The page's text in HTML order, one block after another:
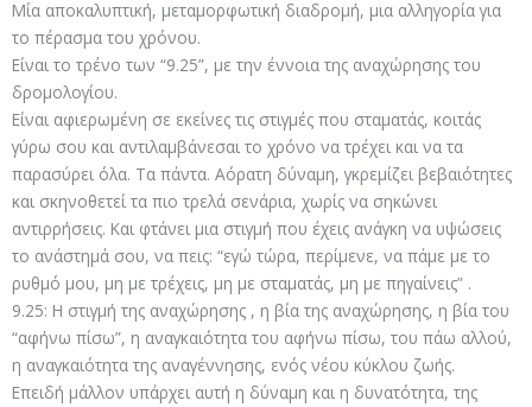
Μία αποκαλυπτική, μεταμορφωτική διαδρομή, μια αλληγορία για
το πέρασμα του χρόνου.
Είναι το τρένο των “9.25”, με την έννοια της αναχώρησης του
δρομολογίου.
Είναι αφιερωμένη σε εκείνες τις στιγμές που σταματάς, κοιτάς
γύρω σου και αντιλαμβάνεσαι το χρόνο να τρέχει και να τα
παρασύρει όλα. Τα πάντα. Αόρατη δύναμη, γκρεμίζει βεβαιότητες
και σκηνοθετεί τα πιο τρελά σενάρια, χωρίς να σηκώνει
αντιρρήσεις. Και φτάνει μια στιγμή που έχεις ανάγκη να υψώσεις
το ανάστημά σου, να πεις: “εγώ τώρα, περίμενε, να πάμε με το
ρυθμό μου, μη με τρέχεις, μη με σταματάς, μη με πηγαίνεις” .
9.25: Η στιγμή της αναχώρησης , η βία της αναχώρησης, η βία του
“αφήνω πίσω”, η αναγκαιότητα του αφήνω πίσω, του πάω αλλού,
η αναγκαιότητα της αναγέννησης, ενός νέου κύκλου ζωής.
Επειδή μάλλον υπάρχει αυτή η δύναμη και η δυνατότητα, της